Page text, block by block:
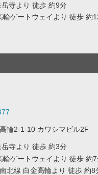
寺より 徒歩 約9分
輪ゲートウェイより 徒歩 約
輪2-1-10 カワシマビル2F
寺より 徒歩 約3分
輪ゲートウェイより 徒歩 約
北線 白金高輪より 徒歩 約8